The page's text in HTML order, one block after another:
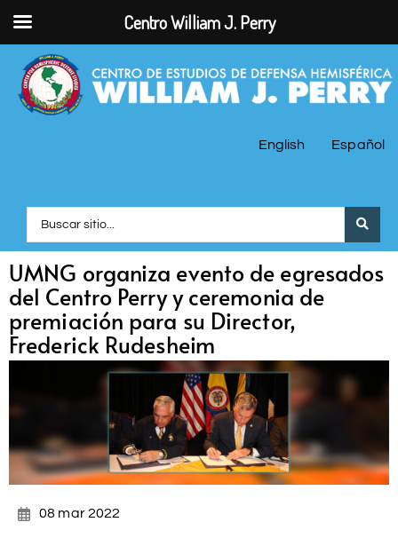
English Español
UMNG organiza evento de egresados
del Centro Perry y ceremonia de
premiación para su Director,
Frederick Rudesheim
08 mar 2022
Centro William J. Perry